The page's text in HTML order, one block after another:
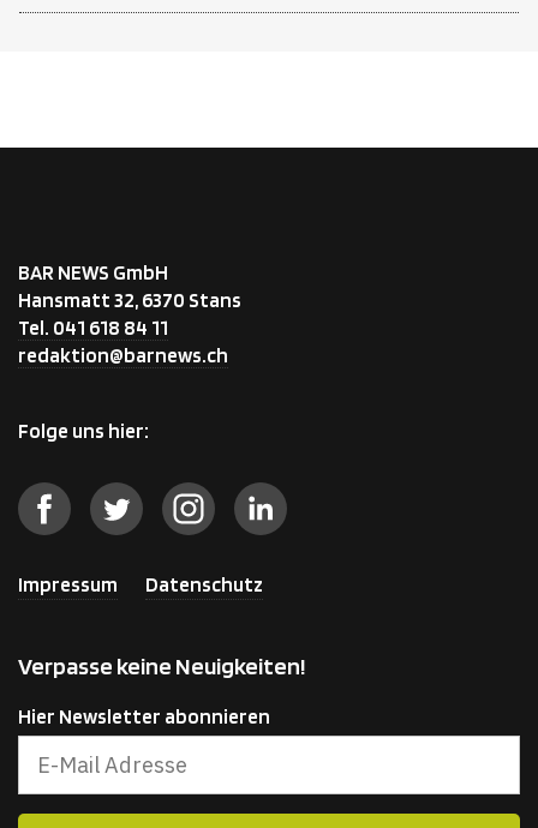
BAR NEWS GmbH
Hansmatt 32, 6370 Stans
Tel. 041 618 84 11
redaktion@barnews.ch
Folge uns hier:
Impressum Datenschutz
Verpasse keine Neuigkeiten!
Hier Newsletter abonnieren